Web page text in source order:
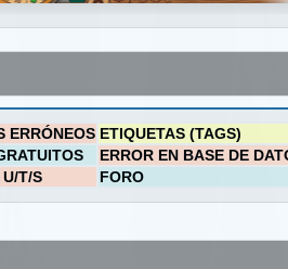
ERRÓNEOS ETIQUETAS (TAGS)
ERROR EN BASE DE
T/S FORO